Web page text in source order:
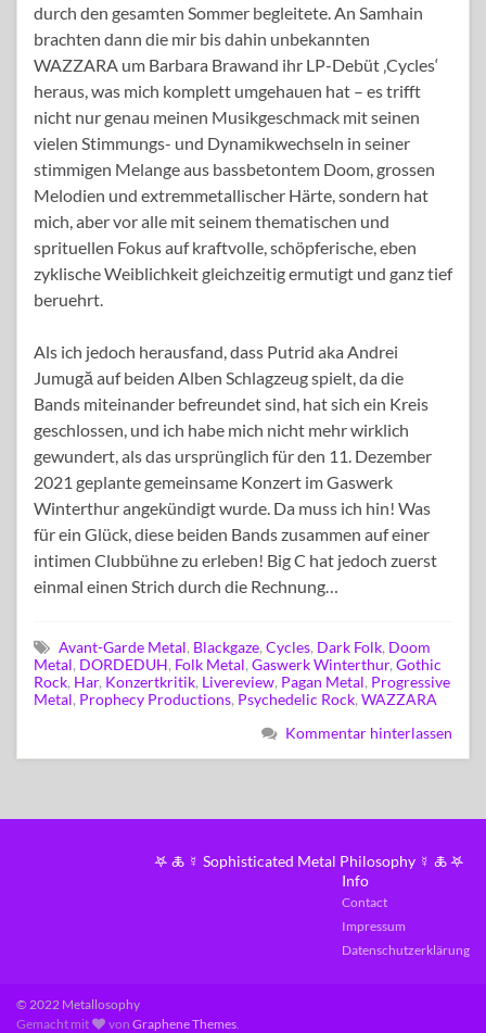
durch den gesamten Sommer begleitete. An Samhain
brachten dann die mir bis dahin unbekannten
WAZZARA um Barbara Brawand ihr LP-Debüt ‚Cycles‘
heraus, was mich komplett umgehauen hat – es trifft
nicht nur genau meinen Musikgeschmack mit seinen
vielen Stimmungs- und Dynamikwechseln in seiner
stimmigen Melange aus bassbetontem Doom, grossen
Melodien und extremmetallischer Härte, sondern hat
mich, aber vor alle mit seinem thematischen und
sprituellen Fokus auf kraftvolle, schöpferische, eben
zyklische Weiblichkeit gleichzeitig ermutigt und ganz tief
beruehrt.
Als ich jedoch herausfand, dass Putrid aka Andrei
Jumugă auf beiden Alben Schlagzeug spielt, da die
Bands miteinander befreundet sind, hat sich ein Kreis
geschlossen, und ich habe mich nicht mehr wirklich
gewundert, als das ursprünglich für den 11. Dezember
2021 geplante gemeinsame Konzert im Gaswerk
Winterthur angekündigt wurde. Da muss ich hin! Was
für ein Glück, diese beiden Bands zusammen auf einer
intimen Clubbühne zu erleben! Big C hat jedoch zuerst
einmal einen Strich durch die Rechnung…
Avant-Garde Metal, Blackgaze, Cycles, Dark Folk, Doom
Metal, DORDEDUH, Folk Metal, Gaswerk Winterthur, Gothic
Rock, Har, Konzertkritik, Livereview, Pagan Metal, Progressive
Metal, Prophecy Productions, Psychedelic Rock, WAZZARA
Kommentar hinterlassen
𖤐 🜏 ☿ Sophisticated Metal Philosophy ☿ 🜏 𖤐
Info
Contact
Impressum
Datenschutzerklärung
© 2022 Metallosophy
Gemacht mit
vonGraphene Themes